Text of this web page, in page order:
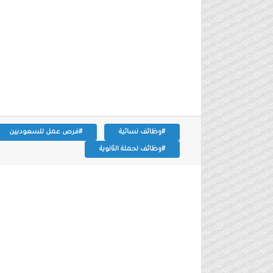
#وظائف نسائية #فرص عمل للسعوديين
#وظائف لحملة الثانوية